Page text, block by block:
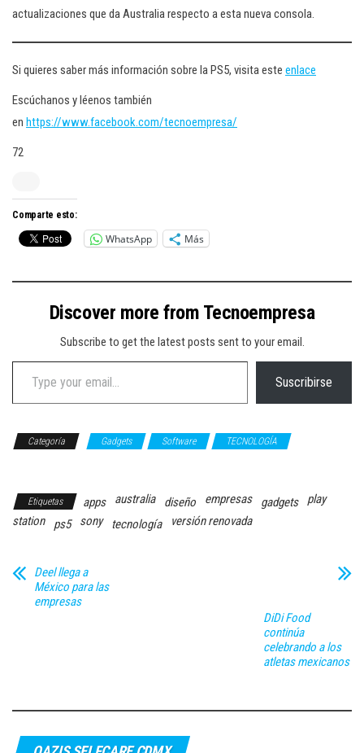
actualizaciones que da Australia respecto a esta nueva consola.
Si quieres saber más información sobre la PS5, visita este enlace
Escúchanos y léenos también
en https://www.facebook.com/tecnoempresa/
72
Comparte esto:
WhatsApp Más
Discover more from Tecnoempresa
Subscribe to get the latest posts sent to your email.
Type your email…
Suscribirse
Categoría Gadgets Software
TECNOLOGÍA
Etiquetas apps australia diseño empresas gadgets
play
station
ps5 sony tecnología versión renovada
Deel llega a
México para las
empresas
DiDi Food
continúa
celebrando a los
atletas mexicanos